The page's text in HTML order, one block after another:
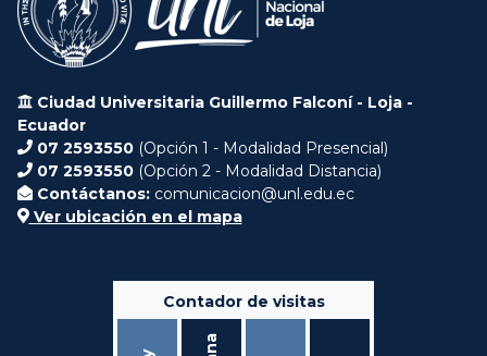
Ciudad Universitaria Guillermo Falconí - Loja -
Ecuador
07 2593550 (Opción 1 - Modalidad Presencial)
07 2593550 (Opción 2 - Modalidad Distancia)
Contáctanos: comunicacion@unl.edu.ec
Ver ubicación en el mapa
Contador de visitas